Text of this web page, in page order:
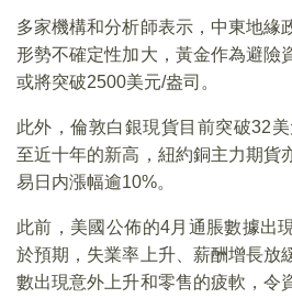
多家機構和分析師表示，中東地緣
形勢不確定性加大，黃金作為避險
或將突破2500美元/盎司。
此外，倫敦白銀現貨目前突破32
至近十年的新高，紐約銅主力期貨
易日内漲幅逾10%。
此前，美國公佈的4月通脹數據出
於預期，失業率上升、薪酬增長放
數出現意外上升和零售的疲軟，令